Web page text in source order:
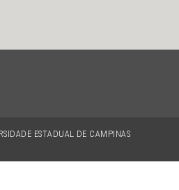
ESTADUAL DE CAMPINAS